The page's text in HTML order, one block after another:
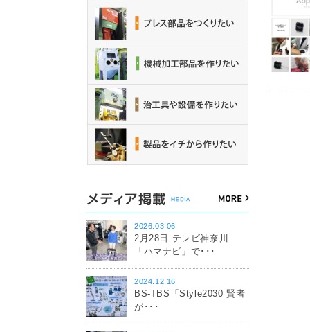
2026.03.06
2月28日 テレビ神奈川
「ハマナビ」で･･･
2024.12.16
BS-TBS「Style2030 賢者
が･･･